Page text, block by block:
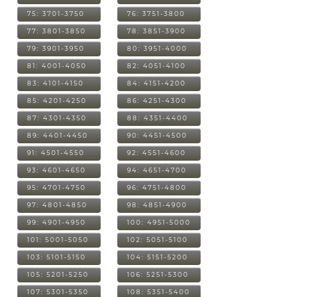
75: 3701-3750 76: 3751-3800
77: 3801-3850 78: 3851-3900
79: 3901-3950 80: 3951-4000
81: 4001-4050 82: 4051-4100
83: 4101-4150 84: 4151-4200
85: 4201-4250 86: 4251-4300
87: 4301-4350 88: 4351-4400
89: 4401-4450 90: 4451-4500
91: 4501-4550 92: 4551-4600
93: 4601-4650 94: 4651-4700
95: 4701-4750 96: 4751-4800
97: 4801-4850 98: 4851-4900
99: 4901-4950 100: 4951-5000
101: 5001-5050 102: 5051-5100
103: 5101-5150 104: 5151-5200
105: 5201-5250 106: 5251-5300
107: 5301-5350 108: 5351-5400